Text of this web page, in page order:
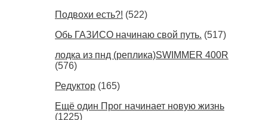
Подвохи есть?! (522)
Обь ГАЗИСО начинаю свой путь. (517)
лодка из пнд (реплика)SWIMMER 400R
(576)
Редуктор (165)
Ещё один Прог начинает новую жизнь
(1225)